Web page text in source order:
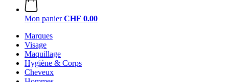
Mon panier CHF 0.00
Marques
Visage
Maquillage
Hygiène & Corps
Cheveux